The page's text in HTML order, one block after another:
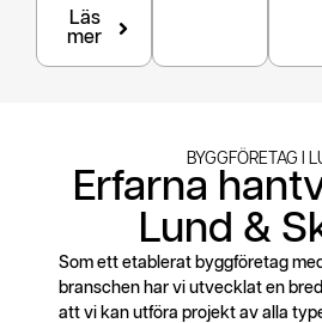
Läs
mer
BYGGFÖRETAG I
Erfarna
Lund &
Som ett etablerat byggföretag
branschen har vi utvecklat en
att vi kan utföra projekt av alla